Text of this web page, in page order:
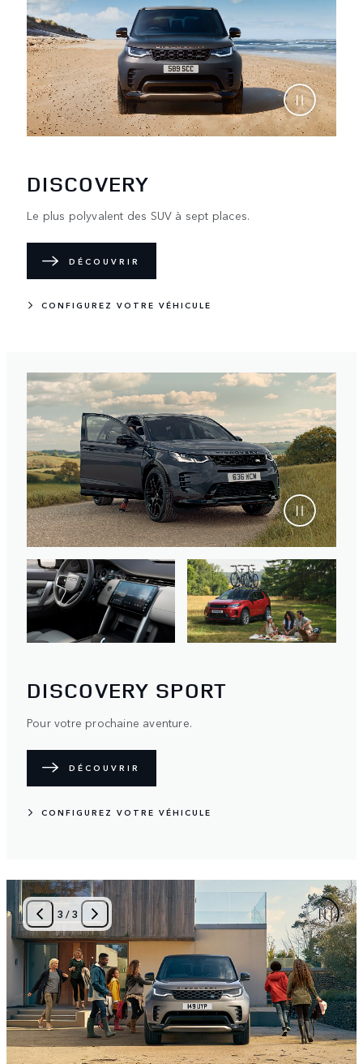
DISCOVERY
Le plus polyvalent des SUV à sept places.
DÉCOUVRIR
CONFIGUREZ VOTRE VÉHICULE
DISCOVERY SPORT
Pour votre prochaine aventure.
DÉCOUVRIR
CONFIGUREZ VOTRE VÉHICULE
3 /3